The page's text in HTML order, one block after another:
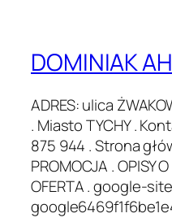
DOMINIAK
ADRES: ulica
. Miasto TYCHY .
875 944 . Strona
PROMOCJA . OPISY
OFERTA . google-